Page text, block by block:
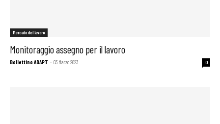
Mercato del lavoro
Monitoraggio assegno per il lavoro
Bollettino ADAPT - 03 Marzo 2023 0